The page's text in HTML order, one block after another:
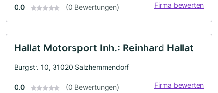
0.0 (0 Bewertungen) Firma bewerten
Hallat Motorsport Inh.: Reinhard Hallat
Burgstr. 10, 31020 Salzhemmendorf
0.0 (0 Bewertungen) Firma bewerten